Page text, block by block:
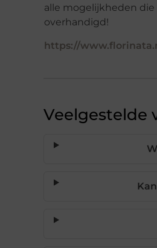
alle mogelijkheden
overhandigd!
https://
Veelgestelde